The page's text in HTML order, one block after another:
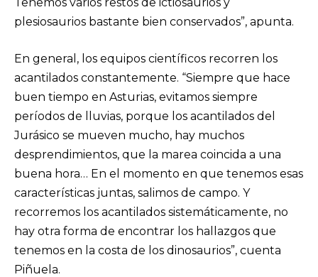
plesiosaurios bastante bien conservados”, apunta.
En general, los equipos científicos recorren los
acantilados constantemente. “Siempre que hace
buen tiempo en Asturias, evitamos siempre
períodos de lluvias, porque los acantilados del
Jurásico se mueven mucho, hay muchos
desprendimientos, que la marea coincida a una
buena hora… En el momento en que tenemos esas
características juntas, salimos de campo. Y
recorremos los acantilados sistemáticamente, no
hay otra forma de encontrar los hallazgos que
tenemos en la costa de los dinosaurios”, cuenta
Piñuela.